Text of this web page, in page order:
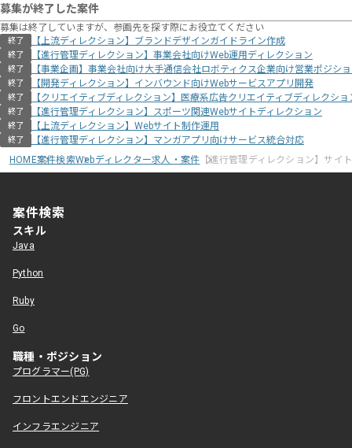
募集が終了した案件
募集は終了していますが、参画先を探す際にお役立てください
終了 【上流ディレクション】ブランドデザインガイドライン作成
終了 【進行管理ディレクション】事業会社向けWeb運用ディレクション
終了 【事業企画】事業会社向け大手通信会社ロボティクス企業向け営業ポジシ
終了 【開発ディレクション】インバウンド向けWebサービスアプリ開発
終了 【クリエイティブディレクション】医療系広告クリエイティブディレクショ
終了 【進行管理ディレクション】スポーツ関連Webサイトディレクション
終了 【上流ディレクション】Webサイト制作運用
終了
【進行管理ディレクション】マンガアプリ向けサービス統合対応
HOME案件検索Webディレクター求人・案件 【進行管理ディレクション】サイ
案件検索
スキル
Java
Python
Ruby
Go
職種・ポジション
プログラマー(PG)
フロントエンドエンジニア
インフラエンジニア